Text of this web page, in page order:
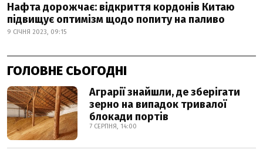
Нафта дорожчає: відкриття кордонів Китаю
підвищує оптимізм щодо попиту на паливо
9 СІЧНЯ 2023, 09:15
ГОЛОВНЕ СЬОГОДНІ
Аграрії знайшли, де зберігати
зерно на випадок тривалої
блокади портів
7 СЕРПНЯ, 14:00